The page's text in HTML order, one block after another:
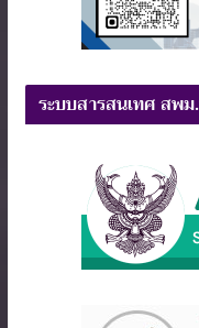
ระบบสารสนเทศ สพ